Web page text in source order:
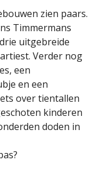
zien paars.
Timmermans
uitgebreide
Verder nog
een
en een
over tientallen
kinderen
doden in